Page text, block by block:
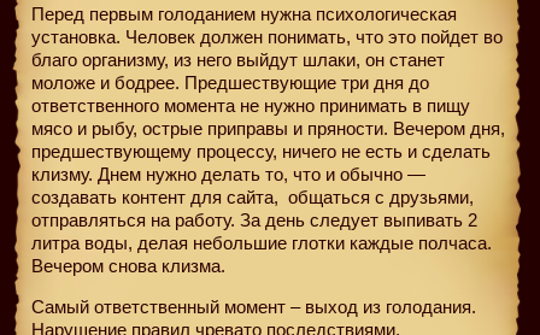
Перед первым голоданием нужна психологическая
установка. Человек должен понимать, что это пойдет во
благо организму, из него выйдут шлаки, он станет
моложе и бодрее. Предшествующие три дня до
ответственного момента не нужно принимать в пищу
мясо и рыбу, острые приправы и пряности. Вечером дня,
предшествующему процессу, ничего не есть и сделать
клизму. Днем нужно делать то, что и обычно —
создавать контент для сайта, общаться с друзьями,
отправляться на работу. За день следует выпивать 2
литра воды, делая небольшие глотки каждые полчаса.
Вечером снова клизма.
Самый ответственный момент – выход из голодания.
Нарушение правил чревато последствиями.